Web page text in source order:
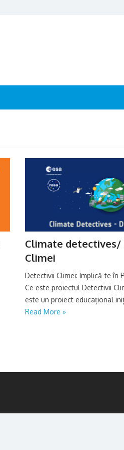
Climate detectives/
Climei
Detectivii Climei: Implică-te în
Ce este proiectul Detectivii
este un proiect educațional
Read More »